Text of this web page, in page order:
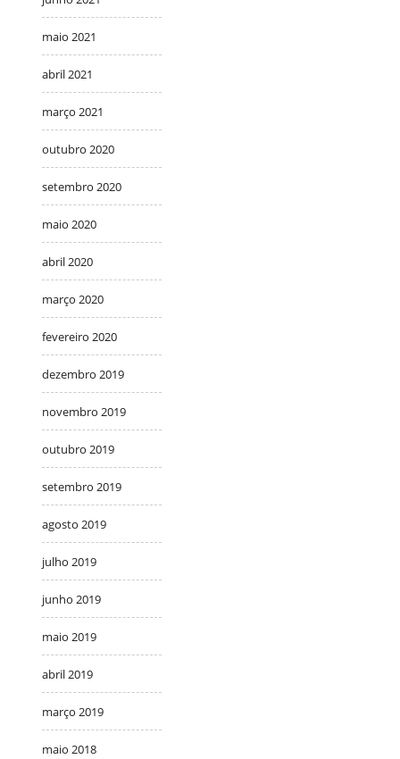
maio 2021
abril 2021
março 2021
outubro 2020
setembro 2020
maio 2020
abril 2020
março 2020
fevereiro 2020
dezembro 2019
novembro 2019
outubro 2019
setembro 2019
agosto 2019
julho 2019
junho 2019
maio 2019
abril 2019
março 2019
maio 2018